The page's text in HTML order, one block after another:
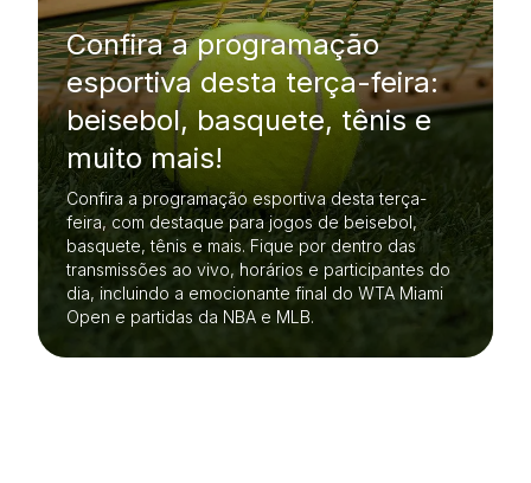
Confira a programação
esportiva desta terça-feira:
beisebol, basquete, tênis e
muito mais!
Confira a programação esportiva desta terça-
feira, com destaque para jogos de beisebol,
basquete, tênis e mais. Fique por dentro das
transmissões ao vivo, horários e participantes do
dia, incluindo a emocionante final do WTA Miami
Open e partidas da NBA e MLB.